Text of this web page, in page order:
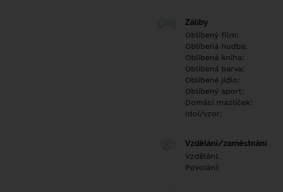
Záliby
Oblíbený film:
Oblíbená hudba:
Oblíbená kniha:
Oblíbená barva:
Oblíbené jídlo:
Oblíbený sport:
Domácí mazlíček:
Idol/vzor:
Vzdělání/zaměstnání
Vzdělání:
Povolání: